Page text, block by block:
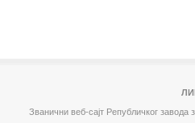
Званични веб-сајт Републичког